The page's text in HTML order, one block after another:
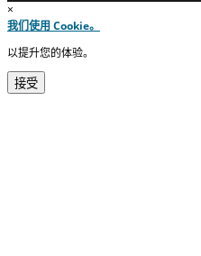
×
我们使用 Cookie。
以提升您的体验。
接受